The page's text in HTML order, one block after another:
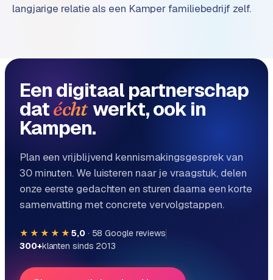
n
e
t
a
i
m
u
l
t
-
s
langjarige relatie als een Kamper familiebedrijf zelf.
Een digitaal partnerschap
datécht werkt, ook in
Kampen.
Plan een vrijblijvend kennismakingsgesprek van
30 minuten. We luisteren naar je vraagstuk, delen
onze eerste gedachten en sturen daarna een korte
samenvatting met concrete vervolgstappen.
★★★★★ 5,0· 58 Google reviews
300+klanten sinds 2013